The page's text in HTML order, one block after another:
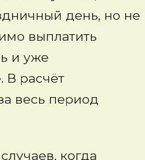
день, но не
выплатить
и уже
В расчёт
весь период
когда